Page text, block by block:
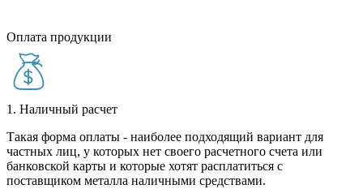
Оплата продукции
1. Наличный расчет
Такая форма оплаты - наиболее подходящий вариант для
частных лиц, у которых нет своего расчетного счета или
банковской карты и которые хотят расплатиться с
поставщиком металла наличными средствами.